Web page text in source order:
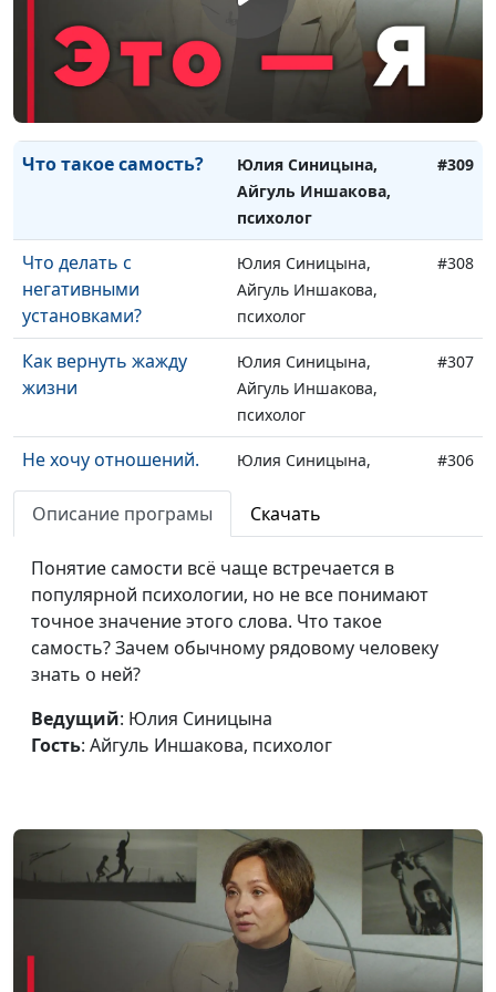
токсичной мамой
психолог
Как поднять свою
самооценку
Юлия Синицына,
Айгуль Иншакова,
психолог
#310
Что такое самость?
Юлия Синицына,
Айгуль Иншакова,
психолог
#309
Что делать с
негативными
установками?
Юлия Синицына,
Айгуль Иншакова,
психолог
#308
Как вернуть жажду
жизни
Юлия Синицына,
Айгуль Иншакова,
психолог
#307
Не хочу отношений.
Почему так
происходит?
Юлия Синицына,
психолог
#306
Можем ли мы сделать
счастливым другого
человека?
Айгуль Иншакова,
психолог
Нужен ли имидж
христианину?
Юлия Синицына,
Как создать здоровые
детей?
Юлия Синицына,
Что ждёт женщину
после 45 лет?
Юлия Синицына,
Мария Вачева,
психолог
#302
Юлия Синицына,
#301
Описание програмы Скачать
Понятие самости всё чаще встречается в
популярной психологии, но не все понимают
точное значение этого слова. Что такое
самость? Зачем обычному рядовому человеку
знать о ней?
Ведущий: Юлия Синицына
Гость: Айгуль Иншакова, психолог